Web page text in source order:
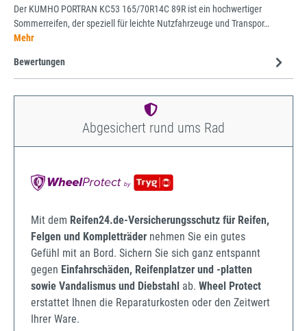
Der KUMHO PORTRAN KC53 165/70R14C 89R ist ein hochwertiger
Sommerreifen, der speziell für leichte Nutzfahrzeuge und Transpor…
Mehr
Bewertungen
Abgesichert rund ums Rad
Mit dem Reifen24.de-Versicherungsschutz für Reifen,
Felgen und Kompletträder nehmen Sie ein gutes
Gefühl mit an Bord. Sichern Sie sich ganz entspannt
gegen Einfahrschäden, Reifenplatzer und -platten
sowie Vandalismus und Diebstahl ab. Wheel Protect
erstattet Ihnen die Reparaturkosten oder den Zeitwert
Ihrer Ware.